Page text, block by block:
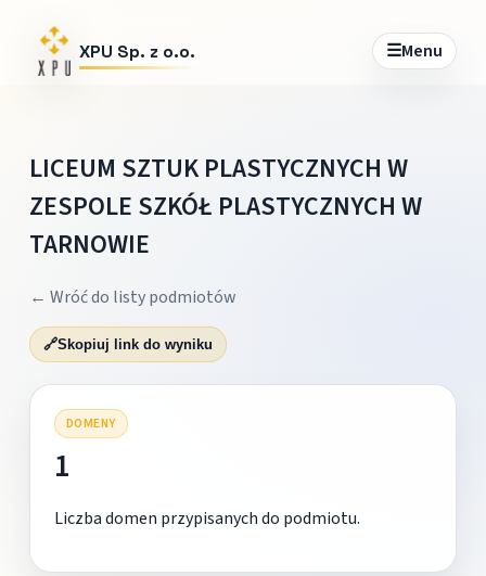
XPU Sp. z o.o. ☰Menu
LICEUM SZTUK PLASTYCZNYCH W
ZESPOLE SZKÓŁ PLASTYCZNYCH W
TARNOWIE
← Wróć do listy podmiotów
🔗Skopiuj link do wyniku
DOMENY
1
Liczba domen przypisanych do podmiotu.